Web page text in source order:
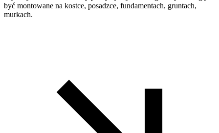
być montowane na kostce, posadzce, fundamentach, gruntach,
murkach.